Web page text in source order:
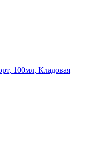
100мл, Кладовая